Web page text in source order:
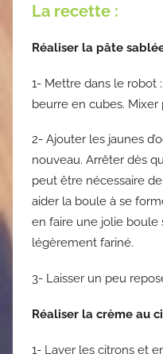
La recette :
Réaliser la pâte
1- Mettre dans le robot
beurre en cubes. Mixer
2- Ajouter les jaunes
nouveau. Arrêter dès
peut être nécessaire
aider la boule à se
en faire une jolie boule
légèrement fariné.
3- Laisser un peu
Réaliser la crème au
1- Laver les citrons et